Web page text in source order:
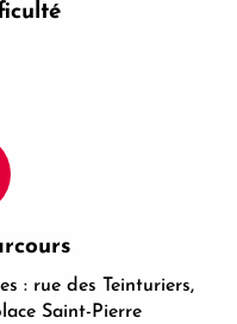
: rue des Teinturiers,
Saint-Pierre